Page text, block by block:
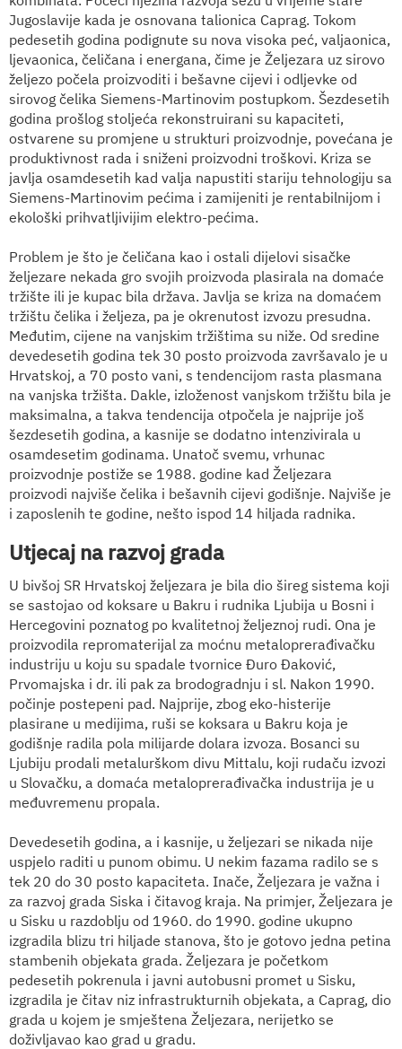
Jugoslavije kada je osnovana talionica Caprag. Tokom
pedesetih godina podignute su nova visoka peć, valjaonica,
ljevaonica, čeličana i energana, čime je Željezara uz sirovo
željezo počela proizvoditi i bešavne cijevi i odljevke od
sirovog čelika Siemens-Martinovim postupkom. Šezdesetih
godina prošlog stoljeća rekonstruirani su kapaciteti,
ostvarene su promjene u strukturi proizvodnje, povećana je
produktivnost rada i sniženi proizvodni troškovi. Kriza se
javlja osamdesetih kad valja napustiti stariju tehnologiju sa
Siemens-Martinovim pećima i zamijeniti je rentabilnijom i
ekološki prihvatljivijim elektro-pećima.
Problem je što je čeličana kao i ostali dijelovi sisačke
željezare nekada gro svojih proizvoda plasirala na domaće
tržište ili je kupac bila država. Javlja se kriza na domaćem
tržištu čelika i željeza, pa je okrenutost izvozu presudna.
Međutim, cijene na vanjskim tržištima su niže. Od sredine
devedesetih godina tek 30 posto proizvoda završavalo je u
Hrvatskoj, a 70 posto vani, s tendencijom rasta plasmana
na vanjska tržišta. Dakle, izloženost vanjskom tržištu bila je
maksimalna, a takva tendencija otpočela je najprije još
šezdesetih godina, a kasnije se dodatno intenzivirala u
osamdesetim godinama. Unatoč svemu, vrhunac
proizvodnje postiže se 1988. godine kad Željezara
proizvodi najviše čelika i bešavnih cijevi godišnje. Najviše je
i zaposlenih te godine, nešto ispod 14 hiljada radnika.
Utjecaj na razvoj grada
U bivšoj SR Hrvatskoj željezara je bila dio šireg sistema koji
se sastojao od koksare u Bakru i rudnika Ljubija u Bosni i
Hercegovini poznatog po kvalitetnoj željeznoj rudi. Ona je
proizvodila repromaterijal za moćnu metaloprerađivačku
industriju u koju su spadale tvornice Đuro Đaković,
Prvomajska i dr. ili pak za brodogradnju i sl. Nakon 1990.
počinje postepeni pad. Najprije, zbog eko-histerije
plasirane u medijima, ruši se koksara u Bakru koja je
godišnje radila pola milijarde dolara izvoza. Bosanci su
Ljubiju prodali metalurškom divu Mittalu, koji rudaču izvozi
u Slovačku, a domaća metaloprerađivačka industrija je u
međuvremenu propala.
Devedesetih godina, a i kasnije, u željezari se nikada nije
uspjelo raditi u punom obimu. U nekim fazama radilo se s
tek 20 do 30 posto kapaciteta. Inače, Željezara je važna i
za razvoj grada Siska i čitavog kraja. Na primjer, Željezara je
u Sisku u razdoblju od 1960. do 1990. godine ukupno
izgradila blizu tri hiljade stanova, što je gotovo jedna petina
stambenih objekata grada. Željezara je početkom
pedesetih pokrenula i javni autobusni promet u Sisku,
izgradila je čitav niz infrastrukturnih objekata, a Caprag, dio
grada u kojem je smještena Željezara, nerijetko se
doživljavao kao grad u gradu.